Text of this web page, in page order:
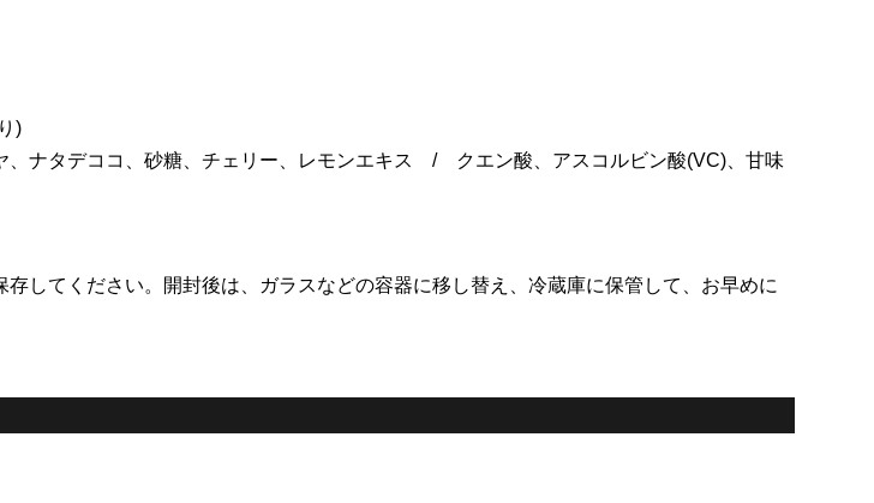
)
、ナタデココ、砂糖、チェリー、レモンエキス / クエン酸、アスコルビン酸(VC)、甘味
してください。
開封後は、ガラスなどの容器に移し替え、冷蔵庫に保管して、お早めに